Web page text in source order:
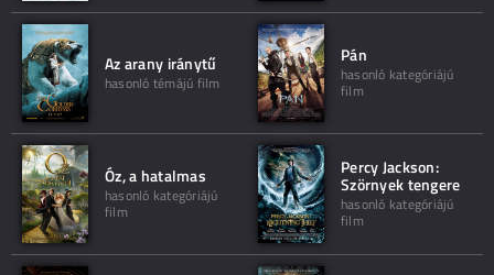
Az arany iránytű
hasonló témájú film
Pán
hasonló kategóriájú
film
Óz, a hatalmas
hasonló kategóriájú
film
Percy Jackson:
Szörnyek tengere
hasonló kategóriájú
film